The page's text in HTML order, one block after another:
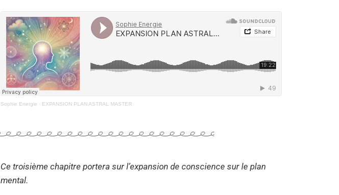
Sophie Energie · EXPANSION PLAN ASTRAL MASTER
Ce troisième chapitre portera sur l’expansion de conscience sur le plan
mental.